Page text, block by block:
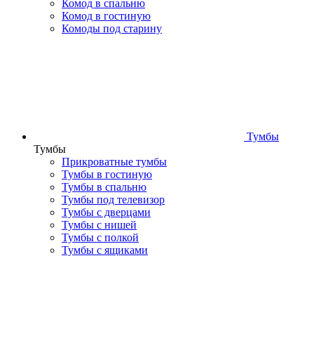
Комод в спальню
Комод в гостиную
Комоды под старину
Тумбы
Тумбы
Прикроватные тумбы
Тумбы в гостиную
Тумбы в спальню
Тумбы под телевизор
Тумбы с дверцами
Тумбы с нишей
Тумбы с полкой
Тумбы с ящиками